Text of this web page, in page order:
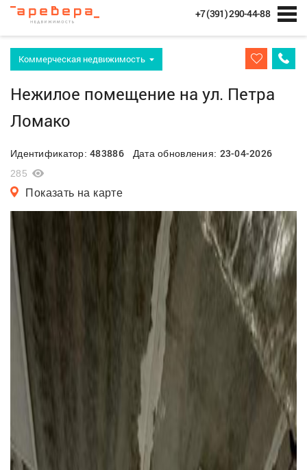
+7 (391) 290-44-88
Коммерческая недвижимость
Нежилое помещение на ул. Петра
Ломако
Идентификатор:483886Дата обновления: 23-04-2026
285
Показать на карте